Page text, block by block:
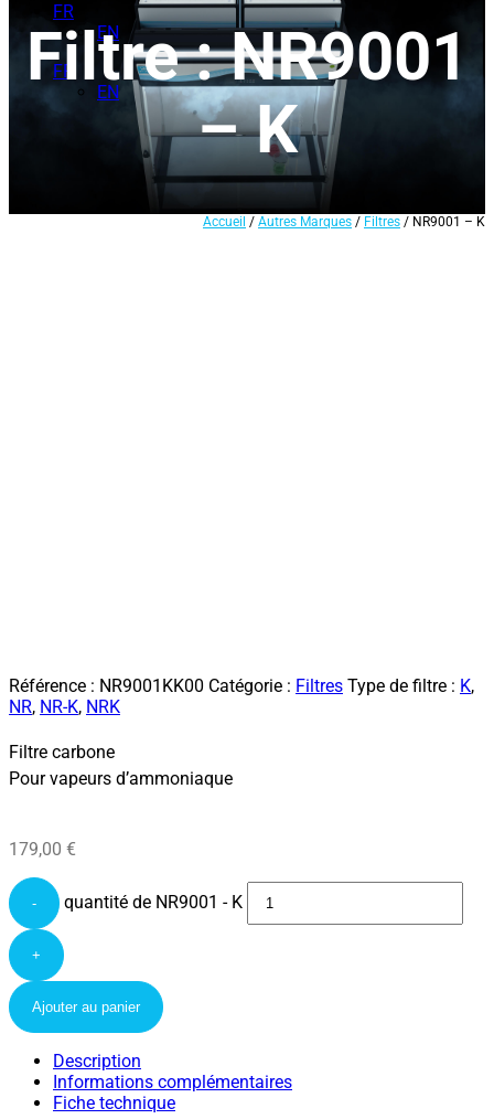
FR
EN
FR
EN
Filtre : NR9001
– K
Accueil / Autres Marques / Filtres / NR9001 – K
Référence : NR9001KK00 Catégorie : Filtres Type de filtre : K,
NR, NR-K, NRK
Filtre carbone
Pour vapeurs d’ammoniaque
179,00 €
- quantité de NR9001 - K
+
Ajouter au panier
Description
Informations complémentaires
Fiche technique